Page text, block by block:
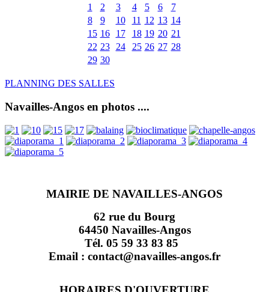
1
2 3 4 5 6
7
8
9 10 11 12 13 14
15 16 17 18 19 20 21
22 23 24 25 26 27 28
29 30
PLANNING DES SALLES
Navailles-Angos en photos ....
MAIRIE DE NAVAILLES-ANGOS
62 rue du Bourg
64450 Navailles-Angos
Tél. 05 59 33 83 85
Email : contact@navailles-angos.fr